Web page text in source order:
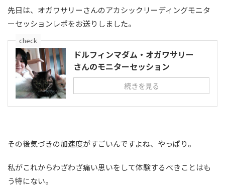
先日は、オガワサリーさんのアカシックリーディングモニタ
ーセッションレポをお送りしました。
check
ドルフィンマダム・オガワサリー
さんのモニターセッション
続きを見る
その後気づきの加速度がすごいんですよね、やっぱり。
私がこれからわざわざ痛い思いをして体験するべきことはも
う特にない。